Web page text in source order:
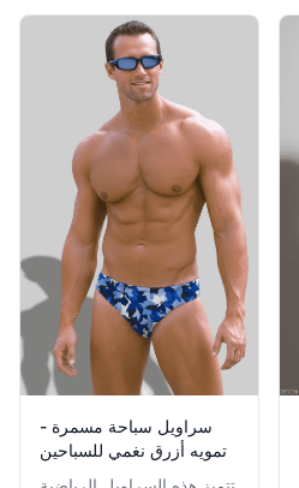
سراويل سباحة مسمرة -
تمويه أزرق نغمي للسباحين